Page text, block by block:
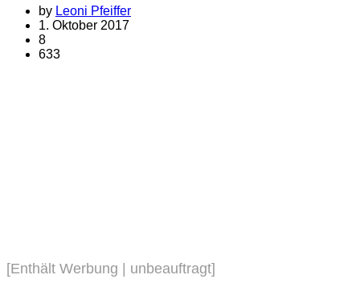
by Leoni Pfeiffer
1. Oktober 2017
8
633
[Enthält Werbung | unbeauftragt]